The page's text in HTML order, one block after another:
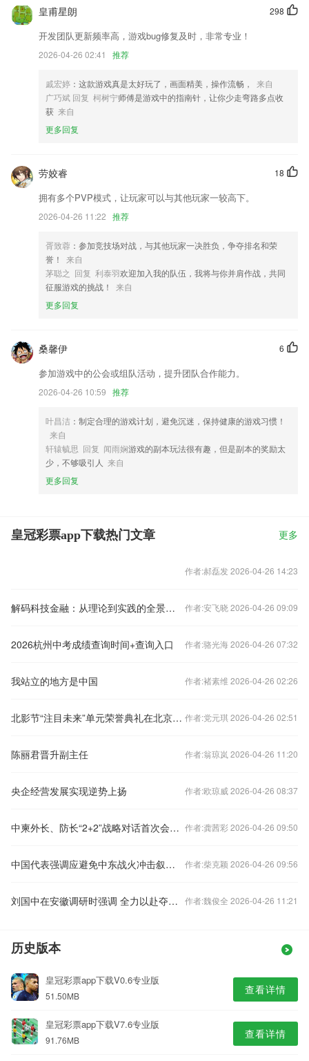
适配64位系统，优化听书
「新增」酒店首页，热门目的地top10酒店推荐
开发商：福建蓝滴出行股份有限公司
以上就是皇冠彩票app下载的介绍，如果您喜欢这款软件，您可以到应用
商店进行打分评论，说出您的使用经历，以帮助我们更好的对产品进行优
化修改。
298
皇甫星朗
开发团队更新频率高，游戏bug修复及时，非常专业！
2026-04-26 02:41 推荐
戚宏婷 ：这款游戏真是太好玩了，画面精美，操作流畅，
来自
广巧斌 回复 柯树宁师傅是游戏中的指南针，让你少走弯路多点收
获 来自
更多回复
18
劳姣睿
拥有多个PVP模式，让玩家可以与其他玩家一较高下。
2026-04-26 11:22 推荐
胥致蓉 ：参加竞技场对战，与其他玩家一决胜负，争夺排名和荣
誉！
来自
茅聪之 回复 利泰羽欢迎加入我的队伍，我将与你并肩作战，共同
征服游戏的挑战！
来自
更多回复
6
桑馨伊
参加游戏中的公会或组队活动，提升团队合作能力。
2026-04-26 10:59 推荐
叶昌洁 ：制定合理的游戏计划，避免沉迷，保持健康的游戏习惯！
来自
轩辕毓思 回复 闻雨娴游戏的副本玩法很有趣，但是副本的奖励太
少，不够吸引人 来自
更多回复
皇冠彩票app下载热门文章 更多
作者:郝磊发 2026-04-26 14:23
解码科技金融：从理论到实践的全景指南 作者:安飞晓 2026-04-26 09:09
2026杭州中考成绩查询时间+查询入口 作者:骆光海 2026-04-26 07:32
我站立的地方是中国 作者:褚素维 2026-04-26 02:26
北影节“注目未来”单元荣誉典礼在北京举... 作者:党元琪 2026-04-26 02:51
陈丽君晋升副主任 作者:翁琼岚 2026-04-26 11:20
央企经营发展实现逆势上扬 作者:欧琼威 2026-04-26 08:37
中柬外长、防长“2+2”战略对话首次会议达成六点共识 作者:龚茜彩 2026-04-26 09:50
中国代表强调应避免中东战火冲击叙利亚安全稳定 作者:柴克颖 2026-04-26 09:56
刘国中在安徽调研时强调 全力以赴夺取夏粮丰收 全面打牢秋粮生产基础 作者:魏俊全 2026-04-26 11:21
历史版本
皇冠彩票app下载V0.6专业版
51.50MB 查看详情
皇冠彩票app下载V7.6专业版
91.76MB 查看详情